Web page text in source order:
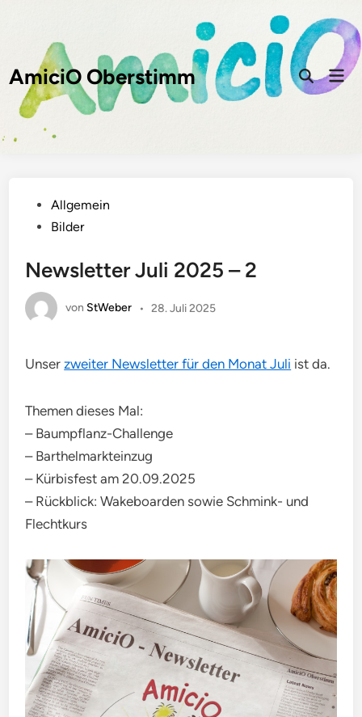
springen
AmiciO Oberstimm
Suche
öffnen
Veröffentlicht
Allgemein
Bilder
Newsletter Juli 2025 – 2
von StWeber • 28. Juli 2025
Unserzweiter Newsletter für den Monat Juli ist da.
Themen dieses Mal:
– Baumpflanz-Challenge
– Barthelmarkteinzug
– Kürbisfest am 20.09.2025
– Rückblick: Wakeboarden sowie Schmink- und
Flechtkurs